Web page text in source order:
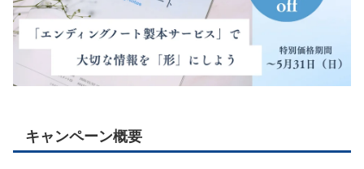
キャンペーン概要